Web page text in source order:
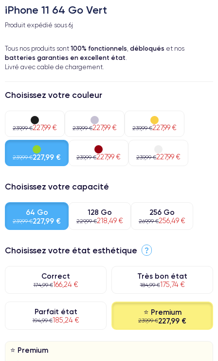
iPhone 11 64 Go Vert
Produit expédié sous 6j
Tous nos produits sont 100% fonctionnels, débloqués et nos
batteries garanties en excellent état.
Livré avec cable de chargement.
Choisissez votre couleur
239,99 €227,99 € 239,99 €227,99 € 239,99 €227,99 €
239,99 €227,99 € 239,99 €227,99 € 239,99 €227,99 €
Choisissez votre capacité
64 Go
239,99 €227,99 €
128 Go
229,99 €218,49 €
256 Go
269,99 €256,49 €
Choisissez votre état esthétique ?
Correct
174,99 €166,24 €
Très bon état
184,99 €175,74 €
Parfait état
194,99 €185,24 €
⭐ Premium
239,99 €227,99 €
⭐ Premium